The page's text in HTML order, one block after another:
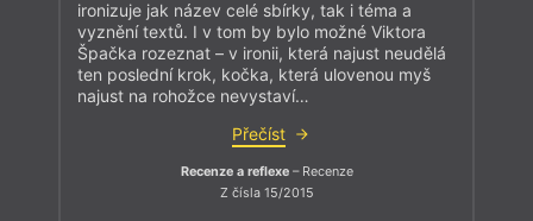
ironizuje jak název celé sbírky, tak i téma a
vyznění textů. I v tom by bylo možné Viktora
Špačka rozeznat – v ironii, která najust neudělá
ten poslední krok, kočka, která ulovenou myš
najust na rohožce nevystaví…
Přečíst
Recenze a reflexe– Recenze
Z čísla 15/2015